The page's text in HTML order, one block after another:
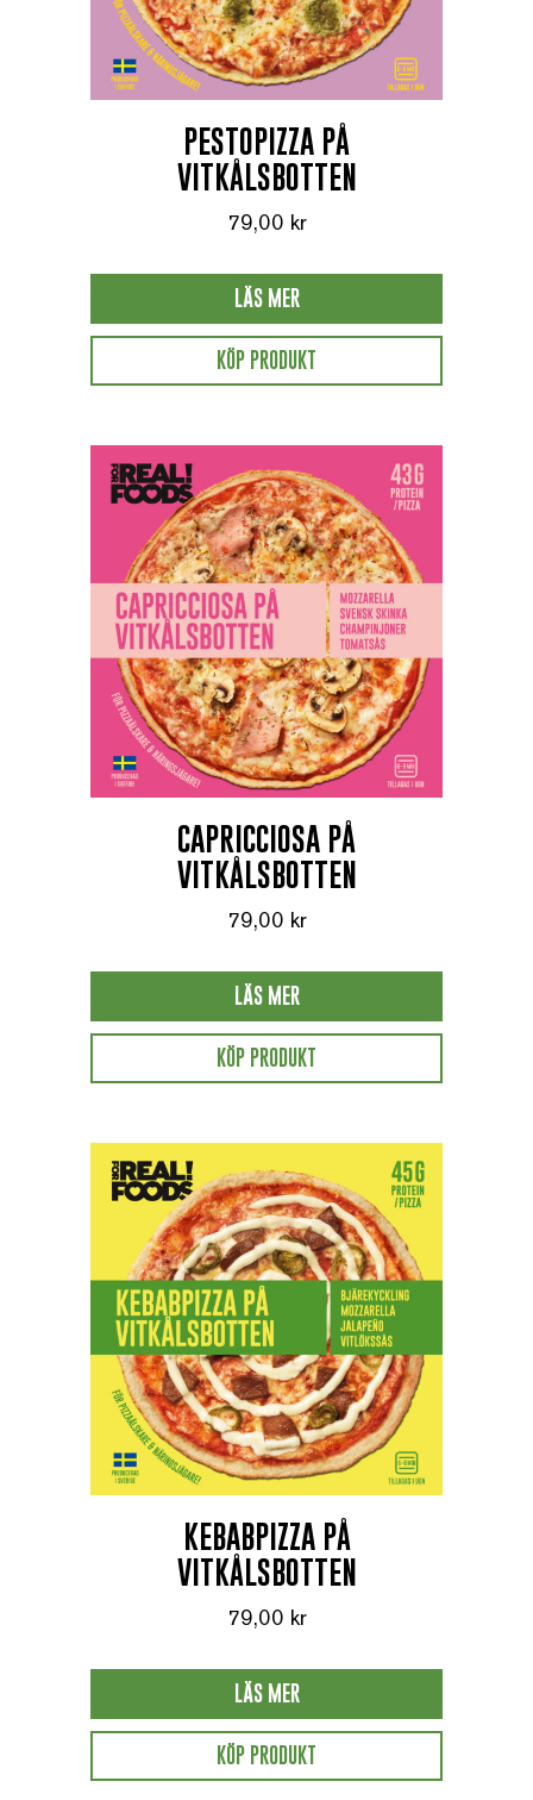
PESTOPIZZA PÅ
VITKÅLSBOTTEN
79,00 kr
LÄS MER
KÖP PRODUKT
CAPRICCIOSA PÅ
VITKÅLSBOTTEN
79,00 kr
LÄS MER
KÖP PRODUKT
KEBABPIZZA PÅ
VITKÅLSBOTTEN
79,00 kr
LÄS MER
KÖP PRODUKT